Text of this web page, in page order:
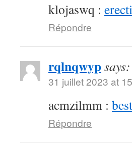
klojaswq :
Répondre
rqlnqwypsays:
31 juillet 2023 at
acmzilmm :
Répondre